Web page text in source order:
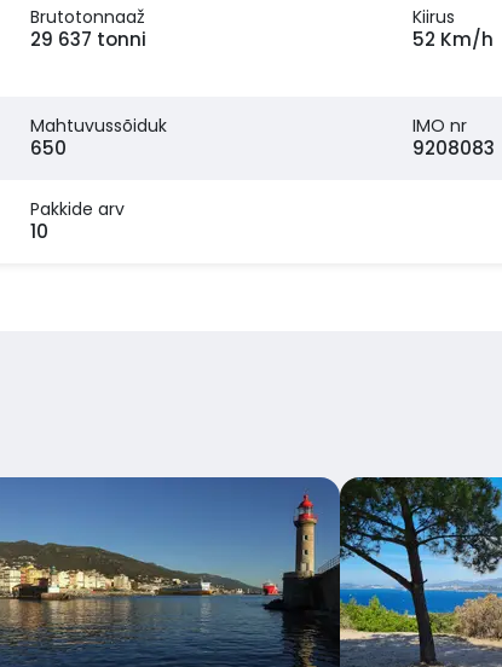
Brutotonnaaž
29 637 tonni
Kiirus
52 Km/h
Mahtuvussõiduk
650
IMO nr
9208083
Pakkide arv
10